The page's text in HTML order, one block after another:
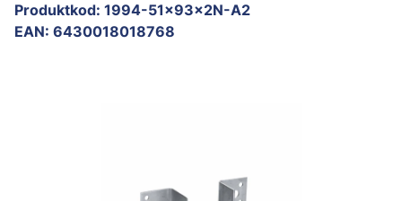
Produktkod: 1994-51x93x2N-A2
EAN: 6430018018768